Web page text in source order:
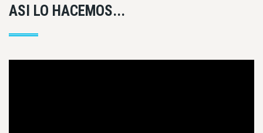
ASÍ LO HACEMOS...